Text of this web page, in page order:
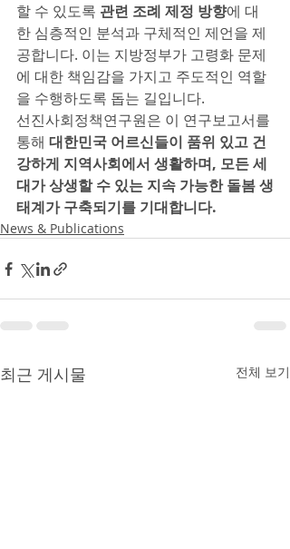
할 수 있도록 관련 조례 제정 방향에 대
한 심층적인 분석과 구체적인 제언을 제
공합니다. 이는 지방정부가 고령화 문제
에 대한 책임감을 가지고 주도적인 역할
을 수행하도록 돕는 길입니다.
선진사회정책연구원은 이 연구보고서를
통해 대한민국 어르신들이 품위 있고 건
강하게 지역사회에서 생활하며, 모든 세
대가 상생할 수 있는 지속 가능한 돌봄 생
태계가 구축되기를 기대합니다.
News & Publications
최근 게시물 전체 보기